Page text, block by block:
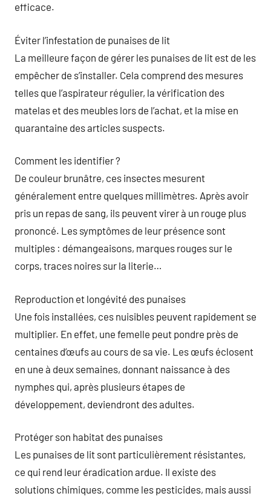
efficace.
Éviter l’infestation de punaises de lit
La meilleure façon de gérer les punaises de lit est de les
empêcher de s’installer. Cela comprend des mesures
telles que l’aspirateur régulier, la vérification des
matelas et des meubles lors de l’achat, et la mise en
quarantaine des articles suspects.
Comment les identifier ?
De couleur brunâtre, ces insectes mesurent
généralement entre quelques millimètres. Après avoir
pris un repas de sang, ils peuvent virer à un rouge plus
prononcé. Les symptômes de leur présence sont
multiples : démangeaisons, marques rouges sur le
corps, traces noires sur la literie…
Reproduction et longévité des punaises
Une fois installées, ces nuisibles peuvent rapidement se
multiplier. En effet, une femelle peut pondre près de
centaines d’œufs au cours de sa vie. Les œufs éclosent
en une à deux semaines, donnant naissance à des
nymphes qui, après plusieurs étapes de
développement, deviendront des adultes.
Protéger son habitat des punaises
Les punaises de lit sont particulièrement résistantes,
ce qui rend leur éradication ardue. Il existe des
solutions chimiques, comme les pesticides, mais aussi